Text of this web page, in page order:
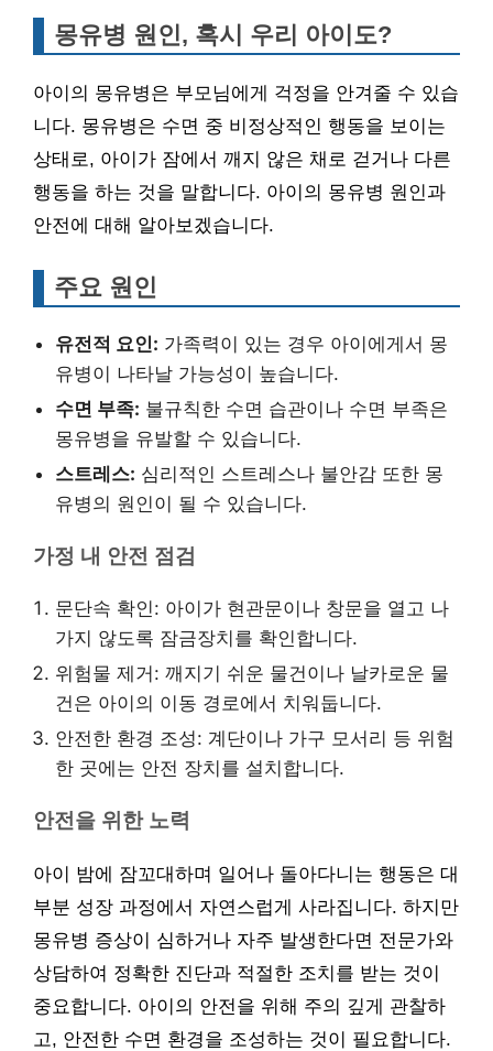
몽유병 원인, 혹시 우리 아이도?
아이의 몽유병은 부모님에게 걱정을 안겨줄 수 있습
니다. 몽유병은 수면 중 비정상적인 행동을 보이는
상태로, 아이가 잠에서 깨지 않은 채로 걷거나 다른
행동을 하는 것을 말합니다. 아이의 몽유병 원인과
안전에 대해 알아보겠습니다.
주요 원인
유전적 요인: 가족력이 있는 경우 아이에게서 몽
유병이 나타날 가능성이 높습니다.
수면 부족: 불규칙한 수면 습관이나 수면 부족은
몽유병을 유발할 수 있습니다.
스트레스: 심리적인 스트레스나 불안감 또한 몽
유병의 원인이 될 수 있습니다.
가정 내 안전 점검
문단속 확인: 아이가 현관문이나 창문을 열고 나
가지 않도록 잠금장치를 확인합니다.
위험물 제거: 깨지기 쉬운 물건이나 날카로운 물
건은 아이의 이동 경로에서 치워둡니다.
안전한 환경 조성: 계단이나 가구 모서리 등 위험
한 곳에는 안전 장치를 설치합니다.
안전을 위한 노력
아이 밤에 잠꼬대하며 일어나 돌아다니는 행동은 대
부분 성장 과정에서 자연스럽게 사라집니다. 하지만
몽유병 증상이 심하거나 자주 발생한다면 전문가와
상담하여 정확한 진단과 적절한 조치를 받는 것이
중요합니다. 아이의 안전을 위해 주의 깊게 관찰하
고, 안전한 수면 환경을 조성하는 것이 필요합니다.